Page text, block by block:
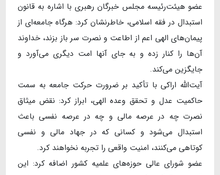
عضو هیئت‌رئیسه مجلس خبرگان رهبری با اشاره به قانون
استبدال در فقه اسلامی، خاطرنشان کرد: هرگاه جامعه‌ای از
پیمان‌های الهی اعم از اطاعت و نصرت سر باز بزند، خداوند
آن‌ها را کنار زده و به جای آنها امت دیگری می‌آورد و
جایگزین می‌کند.
آیت‌الله اراکی با تأکید بر ضرورت حرکت جامعه به سمت
حاکمیت عدل و تحقق وعده الهی، ابراز کرد: نقض میثاق
نصرت چه در عرصه مالی و چه در عرصه نفسی باعث
استبدال می‌شود و کسانی که در جهاد مالی و نفسی
کوتاهی می‌کنند، امنیت واقعی را تجربه نخواهند کرد.
عضو شورای عالی حوزه‌های علمیه کشور اضافه کرد: این